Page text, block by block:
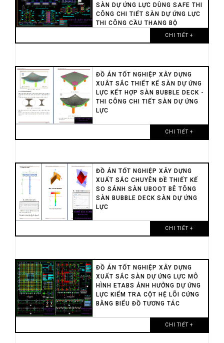
SÀN DỰ ỨNG LỰC DÙNG SAFE THI
CÔNG CHI TIẾT SÀN DỰ ỨNG LỰC
THI CÔNG CẦU THANG BỘ
CHI TIẾT +
ĐỒ ÁN TỐT NGHIỆP XÂY DỰNG
XUÂT SẮC THIẾT KẾ SÀN DỰ ỨNG
LỰC KẾT HỢP SÀN BUBBLE DECK -
THI CÔNG CHI TIẾT SÀN DỰ ỨNG
LỰC
CHI TIẾT +
ĐỒ ÁN TỐT NGHIỆP XÂY DỰNG
XUẤT SẮC CHUYÊN ĐỀ THIẾT KẾ
SO SÁNH SÀN UBOOT BÊ TÔNG
SÀN BUBBLE DECK SÀN DỰ ỨNG
LỰC
CHI TIẾT +
ĐỒ ÁN TỐT NGHIỆP XÂY DỰNG
XUẤT SẮC SÀN DỰ ỨNG LỰC MÔ
HÌNH ETABS ẢNH HƯỞNG DỰ ỨNG
LỰC KIỂM TRA CỘT HỆ LÕI CỨNG
BẰNG BIỂU ĐỒ TƯƠNG TÁC
CHI TIẾT +